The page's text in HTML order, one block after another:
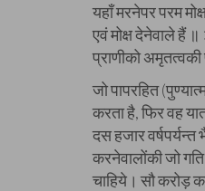
यहाँ मरनेपर परम
एवं मोक्ष देनेवाले हैं
प्राणीको अमृतत्वकी
जो पापरहित
करता है, फिर वह
दस हजार
करनेवालोंकी जो
चाहिये। सौ करोड़